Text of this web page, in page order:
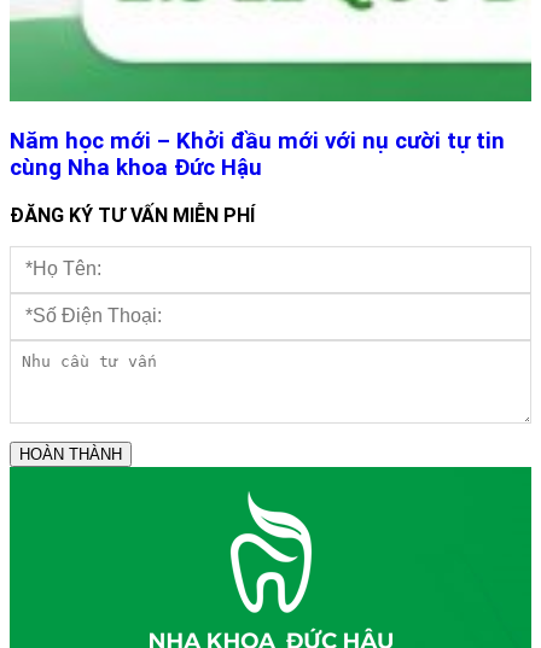
Năm học mới – Khởi đầu mới với nụ cười tự tin
cùng Nha khoa Đức Hậu
ĐĂNG KÝ TƯ VẤN MIỄN PHÍ